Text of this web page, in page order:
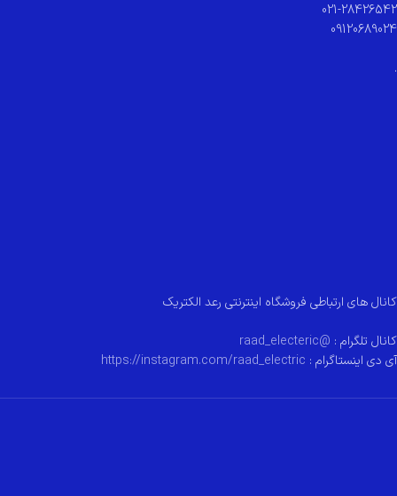
021-28426542
09120689024
.
کانال های ارتباطی فروشگاه اینترنتی رعد الکتریک
کانال تلگرام : @raad_electeric
آی دی اینستاگرام : https://instagram.com/raad_electric